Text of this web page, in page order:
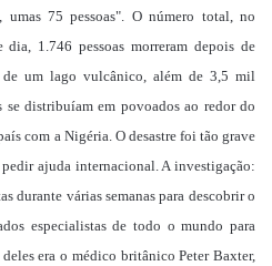
umas 75 pessoas". O número total, no
1.746 pessoas morreram depois de
um lago vulcânico, além de 3,5 mil
se distribuíam em povoados ao redor do
com a Nigéria. O desastre foi tão grave
ajuda internacional. A investigação:
durante várias semanas para descobrir o
especialistas de todo o mundo para
era o médico britânico Peter Baxter,